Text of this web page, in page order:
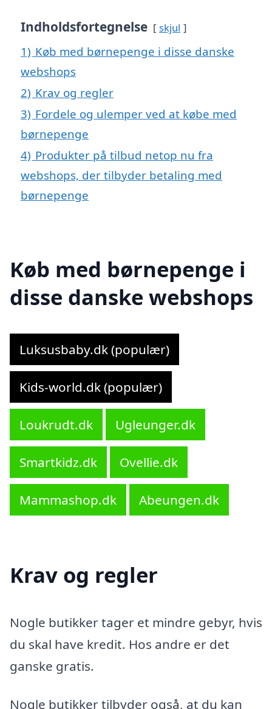
Indholdsfortegnelse skjul
1) Køb med børnepenge i disse danske
webshops
2) Krav og regler
3) Fordele og ulemper ved at købe med
børnepenge
4) Produkter på tilbud netop nu fra
webshops, der tilbyder betaling med
børnepenge
Køb med børnepenge i
disse danske webshops
Luksusbaby.dk (populær)
Kids-world.dk (populær)
Loukrudt.dk Ugleunger.dk
Smartkidz.dk Ovellie.dk
Mammashop.dk Abeungen.dk
Krav og regler
Nogle butikker tager et mindre gebyr, hvis
du skal have kredit. Hos andre er det
ganske gratis.
Nogle butikker tilbyder også, at du kan